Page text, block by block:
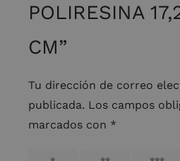
POLIRESINA
CM”
Tu dirección de correo
publicada. Los campos
marcados con *